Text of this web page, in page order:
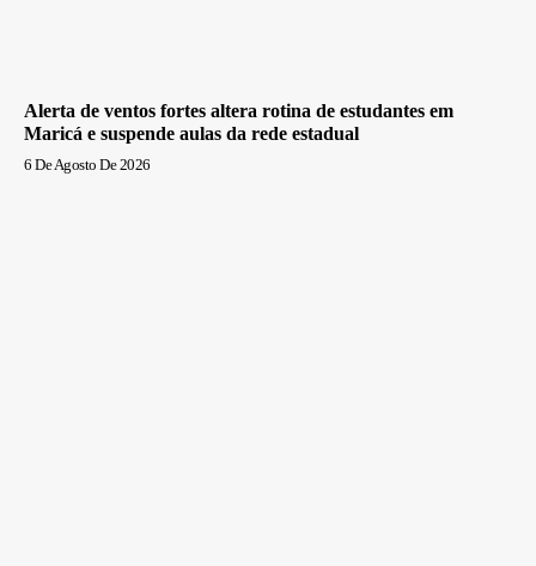
Alerta de ventos fortes altera rotina de estudantes em
Maricá e suspende aulas da rede estadual
6 De Agosto De 2026